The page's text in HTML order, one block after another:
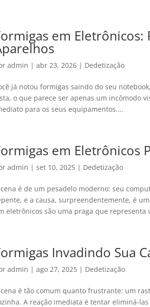
em Eletrônicos:
admin |abr 23, 2026 | Dedetização
já notou formigas saindo do seu
o que parece ser apenas um incômodo
para os seus equipamentos....
em Eletrônicos
admin |set 10, 2025 | Dedetização
é de um pesadelo moderno: seu
e a causa, surpreendentemente, é
eletrônicos são uma praga que representa
Invadindo Sua
admin |ago 27, 2025 | Dedetização
é tão comum quanto frustrante: um
A reação imediata é tentar eliminá-